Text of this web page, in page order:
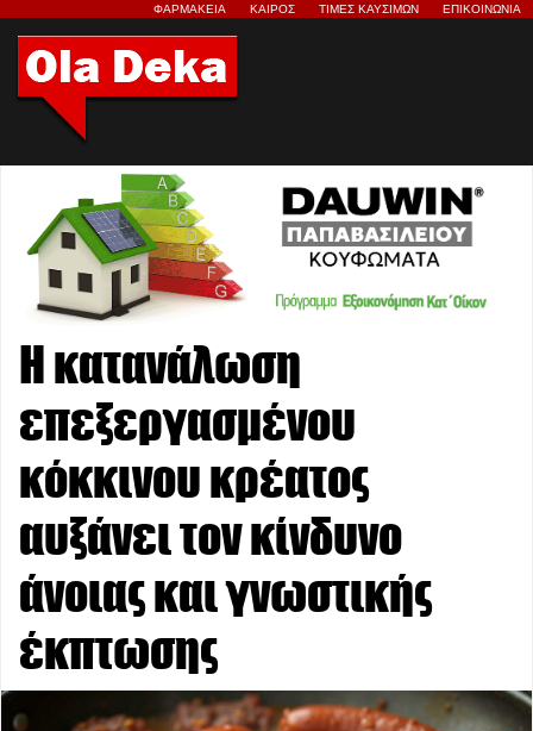
ΦΑΡΜΑΚΕΙΑ ΚΑΙΡΟΣ ΤΙΜΕΣ ΚΑΥΣΙΜΩΝ ΕΠΙΚΟΙΝΩΝΙΑ
Η κατανάλωση
επεξεργασμένου
κόκκινου κρέατος
αυξάνει τον κίνδυνο
άνοιας και γνωστικής
έκπτωσης